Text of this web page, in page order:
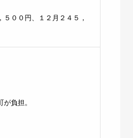
００円、１２月２４５，
負担。